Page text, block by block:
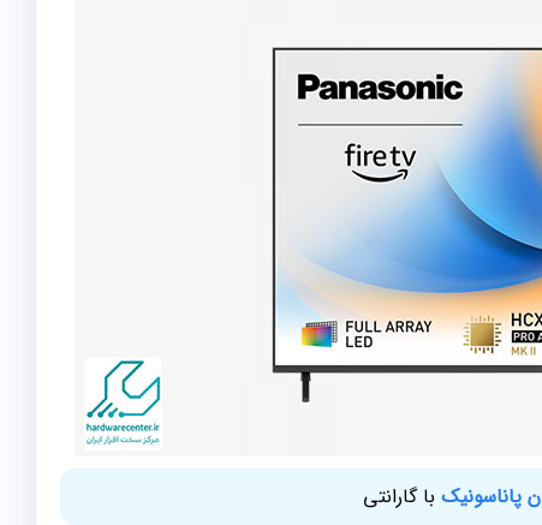
پاناسونیکبا گارانتی